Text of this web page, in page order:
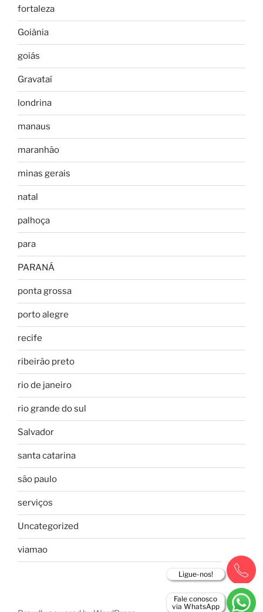
Fale conosco
via WhatsApp
Ligue-nos!
fortaleza
Goiânia
goiás
Gravataí
londrina
manaus
maranhão
minas gerais
natal
palhoça
para
PARANÁ
ponta grossa
porto alegre
recife
ribeirão preto
rio de janeiro
rio grande do sul
Salvador
santa catarina
são paulo
serviços
Uncategorized
viamao